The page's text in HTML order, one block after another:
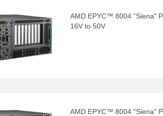
AMD EPYC™ 8004 "Siena"
16V to 50V
AMD EPYC™ 8004 "Siena"